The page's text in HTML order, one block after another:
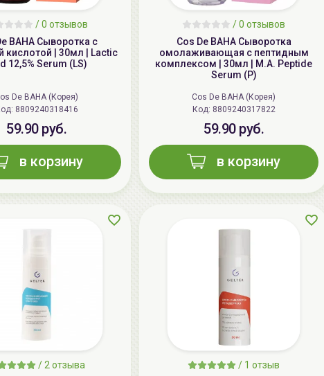
/0 отзывов
BAHA Сыворотка с
кислотой | 30мл | Lactic
12,5% Serum (LS)
De BAHA (Корея)
Код: 8809240318416
59.90 руб.
в корзину
/0 отзывов
Cos De BAHA Сыворотка
омолаживающая с пептидным
комплексом | 30мл | M.A. Peptide
Serum (P)
Cos De BAHA (Корея)
Код: 8809240317822
59.90 руб.
в корзину
/ 2 отзыва / 1 отзыв